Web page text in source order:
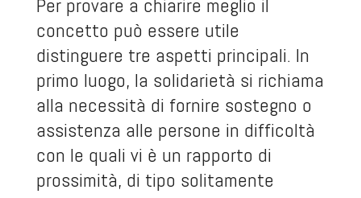
Per provare a chiarire meglio il
concetto può essere utile
distinguere tre aspetti principali. In
primo luogo, la solidarietà si richiama
alla necessità di fornire sostegno o
assistenza alle persone in difficoltà
con le quali vi è un rapporto di
prossimità, di tipo solitamente